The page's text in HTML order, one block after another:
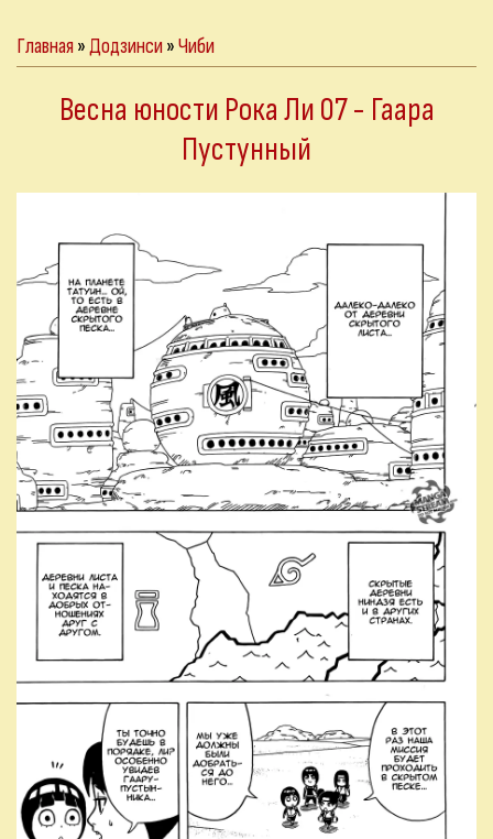
Главная»Додзинси»Чиби
Весна юности Рока Ли 07 - Гаара
Пустунный